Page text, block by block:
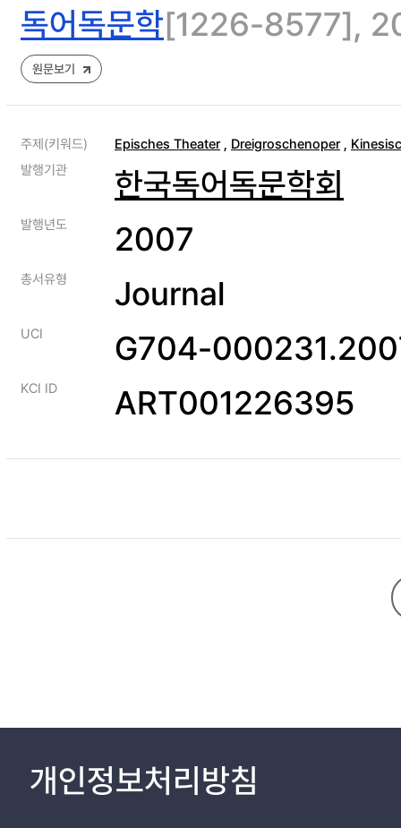
독어독문학[1226-8577],
원문보기
주제(키워드) Episches Theater, Dreigroschenoper,
발행기관
한국독어독문학회
발행년도 2007
총서유형 Journal
UCI G704-
KCI ID ART001226395
개인정보처리방침